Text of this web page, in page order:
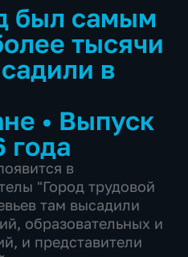
был самым
тысячи
в
• Выпуск
года
в
"Город трудовой
там высадили
образовательных и
и представители